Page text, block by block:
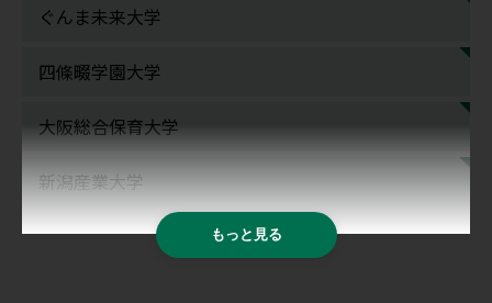
ぐんま未来大学
四條畷学園大学
大阪総合保育大学
新潟産業大学
もっと見る